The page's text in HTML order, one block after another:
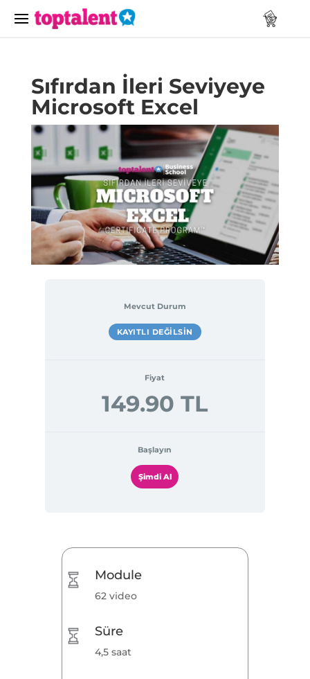
Sıfırdan İleri Seviyeye
Microsoft Excel
Mevcut Durum
KAYITLI DEĞILSIN
Fiyat
149.90 TL
Başlayın
Şimdi Al
Module
62 video
Süre
4,5 saat